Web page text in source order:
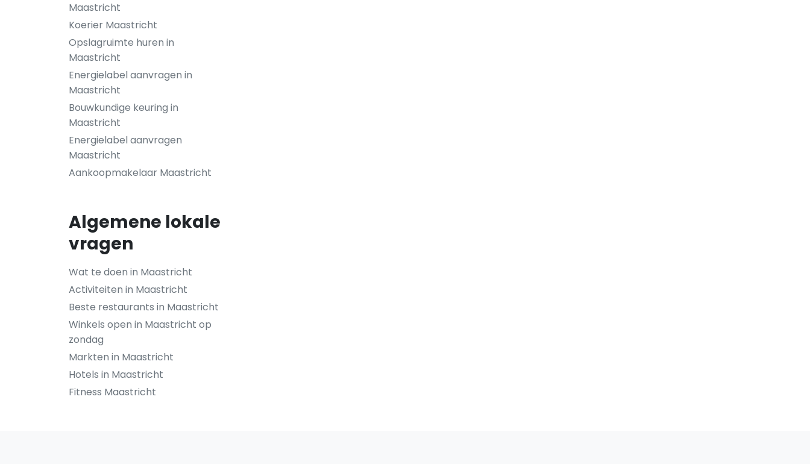
Maastricht
Koerier Maastricht
Opslagruimte huren in
Maastricht
Energielabel aanvragen in
Maastricht
Bouwkundige keuring in
Maastricht
Energielabel aanvragen
Maastricht
Aankoopmakelaar Maastricht
Algemene lokale
vragen
Wat te doen in Maastricht
Activiteiten in Maastricht
Beste restaurants in Maastricht
Winkels open in Maastricht op
zondag
Markten in Maastricht
Hotels in Maastricht
Fitness Maastricht